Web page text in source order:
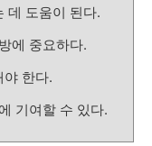
데 도움이 된다.
에 중요하다.
야 한다.
기여할 수 있다.